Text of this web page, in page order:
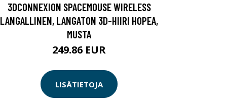
3DCONNEXION SPACEMOUSE WIRELESS
LANGALLINEN, LANGATON 3D-HIIRI HOPEA,
MUSTA
249.86 EUR
LISÄTIETOJA